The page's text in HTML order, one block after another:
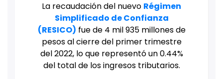
La recaudación del nuevo Régimen
Simplificado de Confianza
(RESICO) fue de 4 mil 935 millones de
pesos al cierre del primer trimestre
del 2022, lo que representó un 0.44%
del total de los ingresos tributarios.